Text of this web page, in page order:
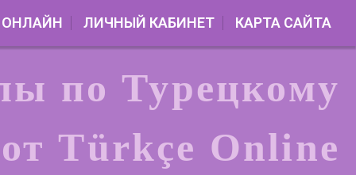
ОНЛАЙН ЛИЧНЫЙ КАБИНЕТ КАРТА САЙТА
по Турецкому
Türkçe Online